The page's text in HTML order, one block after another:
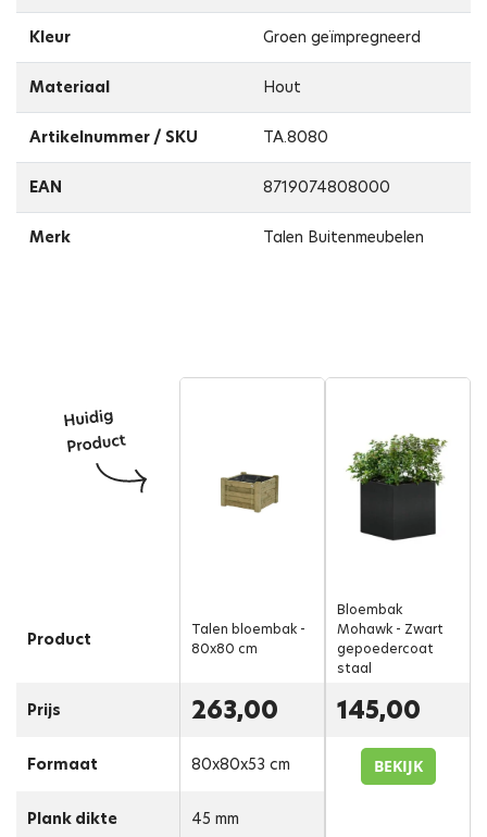
Kleur Groen geïmpregneerd
Materiaal Hout
Artikelnummer / SKU TA.8080
EAN 8719074808000
Merk Talen Buitenmeubelen
Product
Prijs
Formaat
Plank dikte
Talen bloembak -
80x80 cm
263,00
80x80x53 cm
45 mm
Bloembak
Mohawk - Zwart
gepoedercoat
staal
145,00
BEKIJK